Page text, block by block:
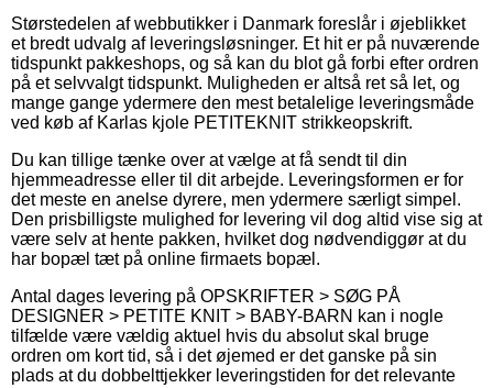
Størstedelen af webbutikker i Danmark foreslår i øjeblikket
et bredt udvalg af leveringsløsninger. Et hit er på nuværende
tidspunkt pakkeshops, og så kan du blot gå forbi efter ordren
på et selvvalgt tidspunkt. Muligheden er altså ret så let, og
mange gange ydermere den mest betalelige leveringsmåde
ved køb af Karlas kjole PETITEKNIT strikkeopskrift.
Du kan tillige tænke over at vælge at få sendt til din
hjemmeadresse eller til dit arbejde. Leveringsformen er for
det meste en anelse dyrere, men ydermere særligt simpel.
Den prisbilligste mulighed for levering vil dog altid vise sig at
være selv at hente pakken, hvilket dog nødvendiggør at du
har bopæl tæt på online firmaets bopæl.
Antal dages levering på OPSKRIFTER > SØG PÅ
DESIGNER > PETITE KNIT > BABY-BARN kan i nogle
tilfælde være vældig aktuel hvis du absolut skal bruge
ordren om kort tid, så i det øjemed er det ganske på sin
plads at du dobbelttjekker leveringstiden for det relevante